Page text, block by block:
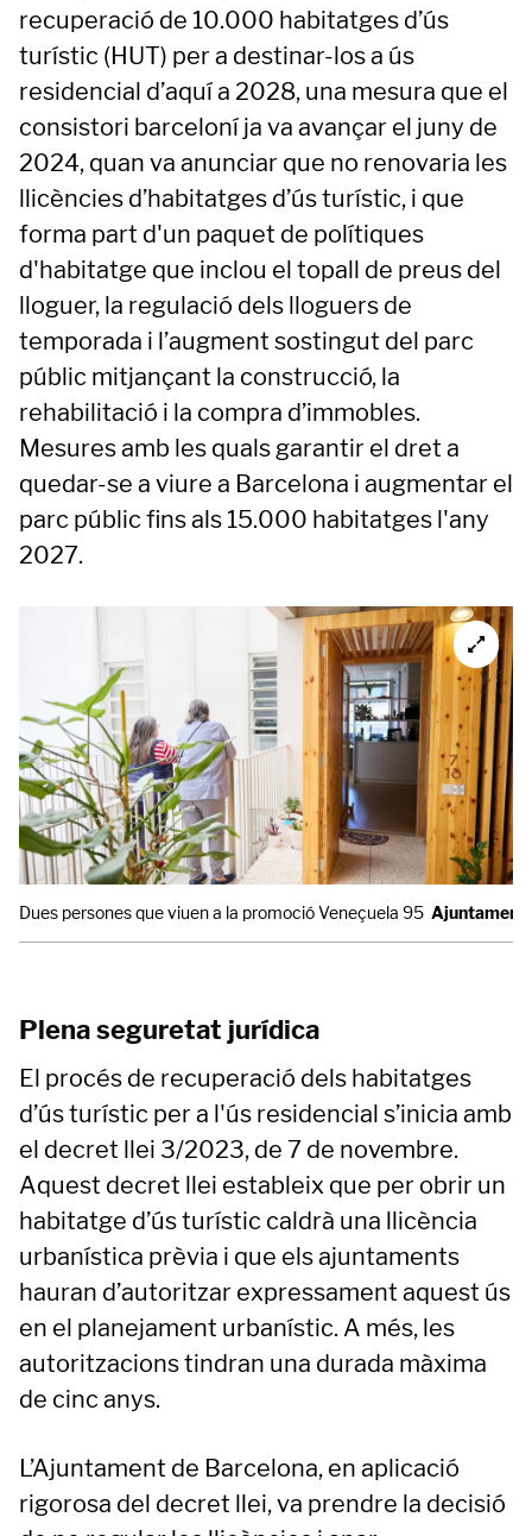
recuperació de 10.000 habitatges d’ús
turístic (HUT) per a destinar-los a ús
residencial d’aquí a 2028, una mesura que el
consistori barceloní ja va avançar el juny de
2024, quan va anunciar que no renovaria les
llicències d’habitatges d’ús turístic, i que
forma part d'un paquet de polítiques
d'habitatge que inclou el topall de preus del
lloguer, la regulació dels lloguers de
temporada i l’augment sostingut del parc
públic mitjançant la construcció, la
rehabilitació i la compra d’immobles.
Mesures amb les quals garantir el dret a
quedar-se a viure a Barcelona i augmentar el
parc públic fins als 15.000 habitatges l'any
2027.
Dues persones que viuen a la promoció Veneçuela 95 Ajuntament
Plena seguretat jurídica
El procés de recuperació dels habitatges
d’ús turístic per a l'ús residencial s’inicia amb
el decret llei 3/2023, de 7 de novembre.
Aquest decret llei estableix que per obrir un
habitatge d’ús turístic caldrà una llicència
urbanística prèvia i que els ajuntaments
hauran d’autoritzar expressament aquest ús
en el planejament urbanístic. A més, les
autoritzacions tindran una durada màxima
de cinc anys.
L’Ajuntament de Barcelona, en aplicació
rigorosa del decret llei, va prendre la decisió